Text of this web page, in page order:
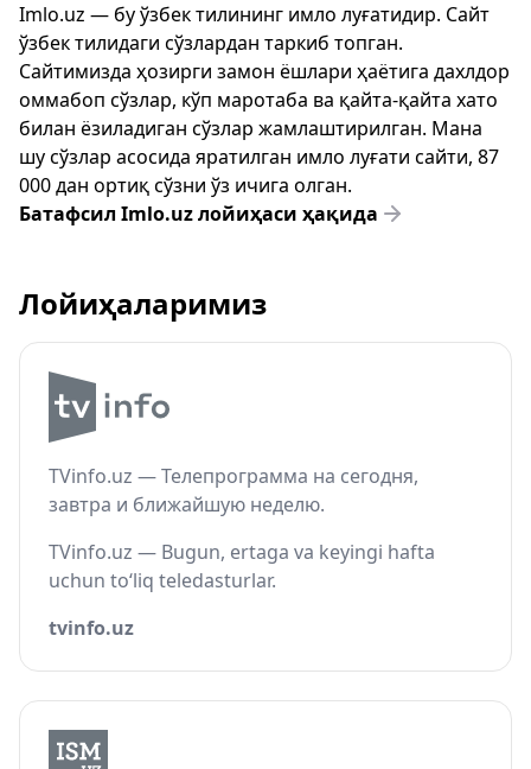
Imlo.uz — бу ўзбек тилининг имло луғатидир. Сайт
ўзбек тилидаги сўзлардан таркиб топган.
Сайтимизда ҳозирги замон ёшлари ҳаётига дахлдор
оммабоп сўзлар, кўп маротаба ва қайта-қайта хато
билан ёзиладиган сўзлар жамлаштирилган. Мана
шу сўзлар асосида яратилган имло луғати сайти, 87
000 дан ортиқ сўзни ўз ичига олган.
Батафсил Imlo.uz лойиҳаси ҳақида
Лойиҳаларимиз
TVinfo.uz — Телепрограмма на сегодня,
завтра и ближайшую неделю.
TVinfo.uz — Bugun, ertaga va keyingi hafta
uchun to‘liq teledasturlar.
tvinfo.uz